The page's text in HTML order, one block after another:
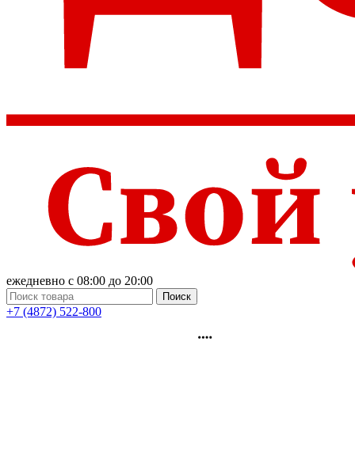
ежедневно с 08:00 до 20:00
Поиск
+7 (4872) 522-800